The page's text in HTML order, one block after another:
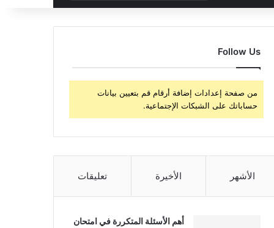
عن
Follow Us
من صفحة إعدادات إضافة أرقام قم بتعيين بيانات
حساباتك على الشبكات الإجتماعية.
الأشهر الأخيرة تعليقات
أهم الأسئلة المتكررة في امتحان